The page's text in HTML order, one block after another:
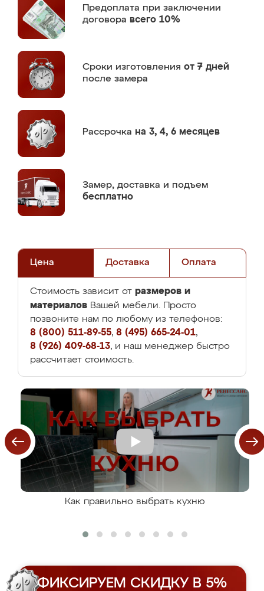
Предоплата при заключении
договора всего 10%
Сроки изготовления от 7 дней
после замера
Рассрочка на 3, 4, 6 месяцев
Замер, доставка и подъем
бесплатно
Цена Доставка Оплата
Стоимость зависит от размеров и
материалов Вашей мебели. Просто
позвоните нам по любому из телефонов:
8 (800) 511-89-55, 8 (495) 665-24-01,
8 (926) 409-68-13, и наш менеджер быстро
рассчитает стоимость.
Как правильно выбрать кухню
ФИКСИРУЕМ СКИДКУ В 5%